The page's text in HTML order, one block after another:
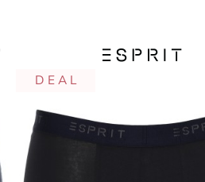
D E A L